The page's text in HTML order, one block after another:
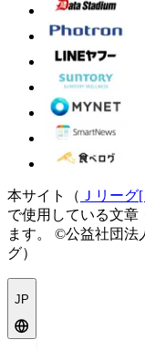
本サイト（ Ｊリー
で使用している文章
ます。
©公益社団法
グ）
JP